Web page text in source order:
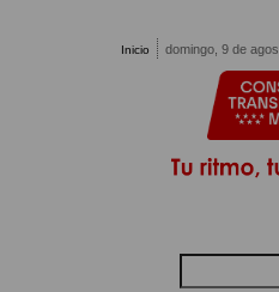
Inicio domingo, 9 de